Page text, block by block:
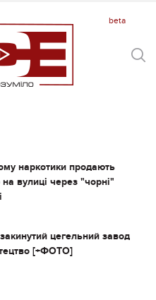
наркотики продають
на вулиці через "чорні"
цегельний завод
[+ФОТО]